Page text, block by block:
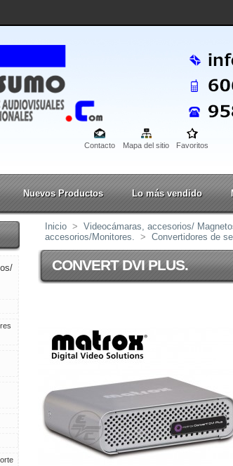
Contacto Mapa del sitio Favoritos
Nuevos Productos Lo más vendido
Inicio > Videocámaras, accesorios/
accesorios/Monitores. > Convertidores de
CONVERT DVI PLUS.